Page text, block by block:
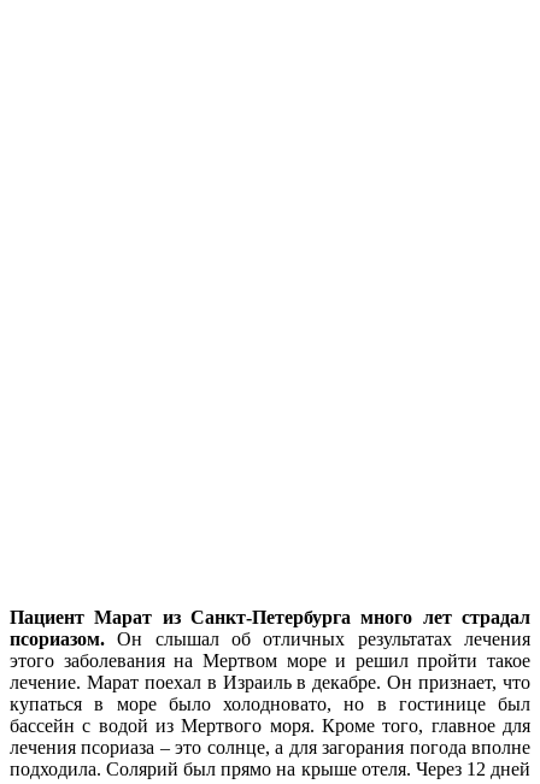
ПациентМарат из Санкт-Петербурга много лет страдал
псориазом. Он слышал об отличных результатах лечения
этого заболевания на Мертвом море и решил пройти такое
лечение. Марат поехал в Израиль в декабре. Он признает, что
купаться в море было холодновато, но в гостинице был
бассейн с водой из Мертвого моря. Кроме того, главное для
лечения псориаза – это солнце, а для загорания погода вполне
подходила. Солярий был прямо на крыше отеля. Через 12 дней